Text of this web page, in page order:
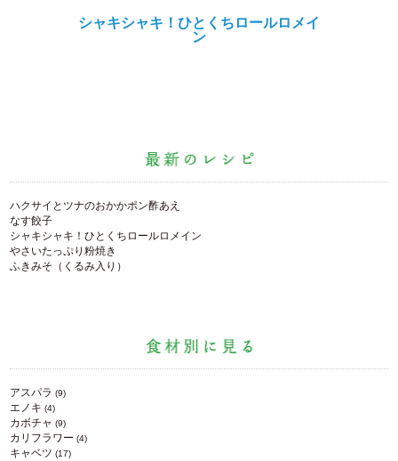
シャキシャキ！ひとくちロールロメイ
ン
ハクサイとツナのおかかポン酢あえ
なす餃子
シャキシャキ！ひとくちロールロメイン
やさいたっぷり粉焼き
ふきみそ（くるみ入り）
アスパラ (9)
エノキ (4)
カボチャ (9)
カリフラワー (4)
キャベツ (17)